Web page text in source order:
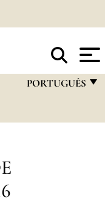
PORTUGUÊS